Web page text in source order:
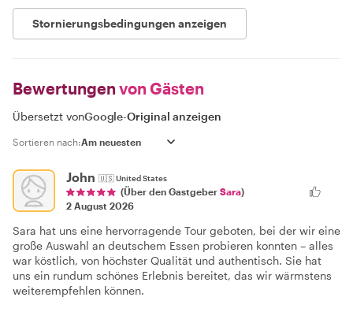
Stornierungsbedingungen anzeigen
Bewertungen von Gästen
Übersetzt vonGoogle-Original anzeigen
Sortieren nach:
John 🇺🇸United States
(Über den Gastgeber Sara)
2 August 2026
Sara hat uns eine hervorragende Tour geboten, bei der wir eine
große Auswahl an deutschem Essen probieren konnten – alles
war köstlich, von höchster Qualität und authentisch. Sie hat
uns ein rundum schönes Erlebnis bereitet, das wir wärmstens
weiterempfehlen können.